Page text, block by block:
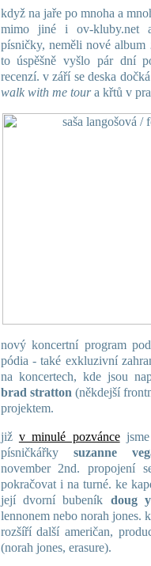
když na jaře po mnoha a
mimo jiné i ov-kluby.net
písničky, neměli nové album
to úspěšně vyšlo pár dní
recenzí. v září se deska
walk with me toura křtů v
nový koncertní program
pódia - také exkluzivní
na koncertech, kde jsou
brad stratton(někdejší
projektem.
již v minulé pozváncejsme
písničkářky suzanne
november 2nd. propojení
pokračovat i na turné. ke
její dvorní bubeník doug
lennonem nebo norah jones.
rozšíří další američan,
(norah jones, erasure).